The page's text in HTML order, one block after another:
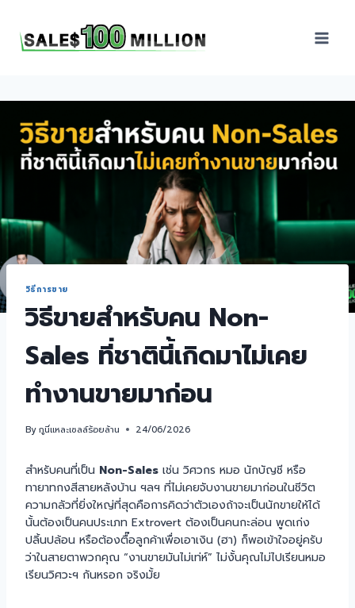
วิธีการขาย
วิธีขายสำหรับคน Non-
Sales ที่ชาตินี้เกิดมาไม่เคย
ทำงานขายมาก่อน
Byกูนี่แหละเซลล์ร้อยล้าน 24/06/2026
สำหรับคนที่เป็น Non-Sales เช่น วิศวกร หมอ นักบัญชี หรือ
ทายาทกงสีสายหลังบ้าน ฯลฯ ที่ไม่เคยจับงานขายมาก่อนในชีวิต
ความกลัวที่ยิ่งใหญ่ที่สุดคือการคิดว่าตัวเองถ้าจะเป็นนักขายให้ได้
นั้นต้องเป็นคนประเภท Extrovert ต้องเป็นคนกะล่อน พูดเก่ง
ปลิ้นปล้อน หรือต้องตื๊อลูกค้าเพื่อเอาเงิน (ฮา) ก็พอเข้าใจอยู่ครับ
ว่าในสายตาพวกคุณ “งานขายมันไม่เท่ห์” ไม่งั้นคุณไม่ไปเรียนหมอ
เรียนวิศวะฯ กันหรอก จริงมั้ย